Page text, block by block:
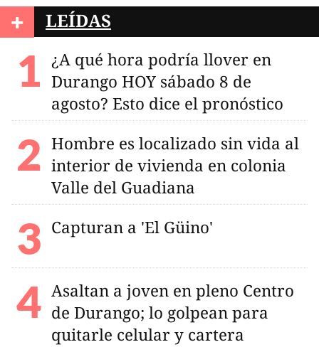
+ LEÍDAS
¿A qué hora podría llover en
Durango HOY sábado 8 de
agosto? Esto dice el pronóstico
Hombre es localizado sin vida al
interior de vivienda en colonia
Valle del Guadiana
Capturan a 'El Güino'
Asaltan a joven en pleno Centro
de Durango; lo golpean para
quitarle celular y cartera